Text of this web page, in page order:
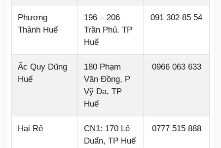
Phương
Thành Huế
196 – 206
Trần Phú, TP
Huế
091 302 85 54
Ắc Quy Dũng
Huế
180 Phạm
Văn Đồng, P
Vỹ Dạ, TP
Huế
0966 063 633
Hai Rê
CN1: 170 Lê
Duẩn, TP Huế
0777 515 888